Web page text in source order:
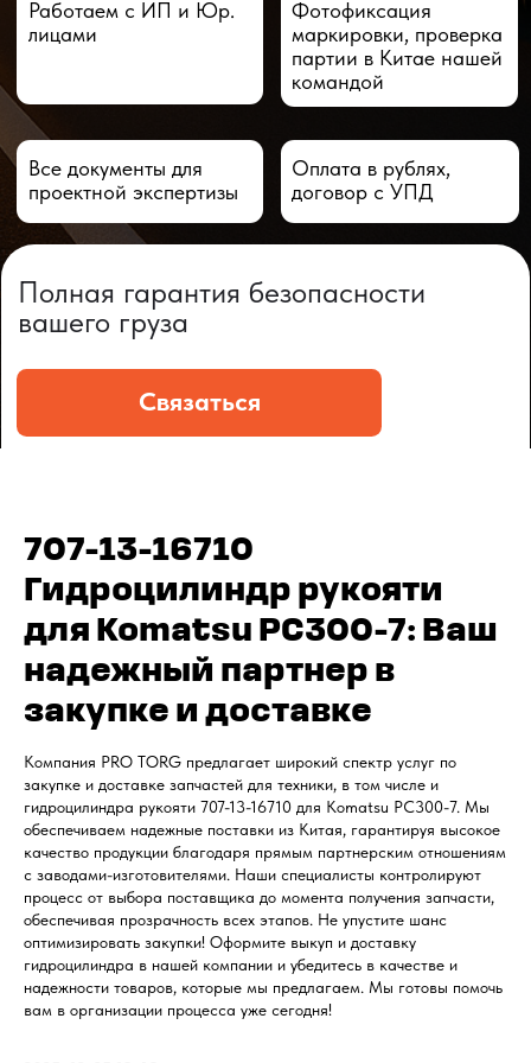
707-13-16710
Гидроцилиндр рукояти
для Komatsu PC300-7: Ваш
надежный партнер в
закупке и доставке
Компания PRO TORG предлагает широкий спектр услуг по
закупке и доставке запчастей для техники, в том числе и
гидроцилиндра рукояти 707-13-16710 для Komatsu PC300-7. Мы
обеспечиваем надежные поставки из Китая, гарантируя высокое
качество продукции благодаря прямым партнерским отношениям
с заводами-изготовителями. Наши специалисты контролируют
процесс от выбора поставщика до момента получения запчасти,
обеспечивая прозрачность всех этапов. Не упустите шанс
оптимизировать закупки! Оформите выкуп и доставку
гидроцилиндра в нашей компании и убедитесь в качестве и
надежности товаров, которые мы предлагаем. Мы готовы помочь
вам в организации процесса уже сегодня!